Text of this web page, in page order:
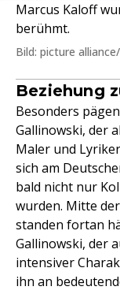
Marcus Kaloff
berühmt.
Bild: picture
Beziehung
Besonders
Gallinowski, der
Maler und
sich am
bald nicht nur
wurden. Mitte
standen fortan
Gallinowski, der
intensiver
ihn an